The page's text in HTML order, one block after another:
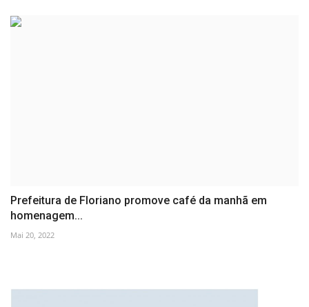
Prefeitura de Floriano promove café da manhã em
homenagem...
Mai 20, 2022